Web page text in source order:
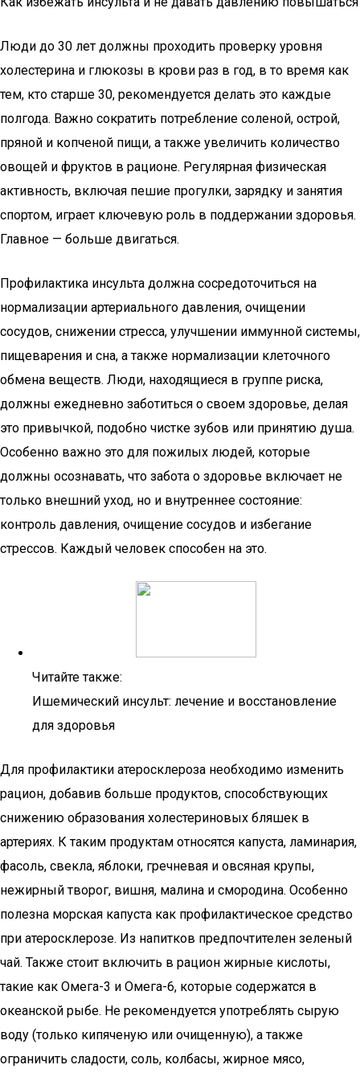
Люди до 30 лет должны проходить проверку уровня
холестерина и глюкозы в крови раз в год, в то время как
тем, кто старше 30, рекомендуется делать это каждые
полгода. Важно сократить потребление соленой, острой,
пряной и копченой пищи, а также увеличить количество
овощей и фруктов в рационе. Регулярная физическая
активность, включая пешие прогулки, зарядку и занятия
спортом, играет ключевую роль в поддержании здоровья.
Главное — больше двигаться.
Профилактика инсульта должна сосредоточиться на
нормализации артериального давления, очищении
сосудов, снижении стресса, улучшении иммунной системы,
пищеварения и сна, а также нормализации клеточного
обмена веществ. Люди, находящиеся в группе риска,
должны ежедневно заботиться о своем здоровье, делая
это привычкой, подобно чистке зубов или принятию душа.
Особенно важно это для пожилых людей, которые
должны осознавать, что забота о здоровье включает не
только внешний уход, но и внутреннее состояние:
контроль давления, очищение сосудов и избегание
стрессов. Каждый человек способен на это.
Читайте также:
Ишемический инсульт: лечение и восстановление
для здоровья
Для профилактики атеросклероза необходимо изменить
рацион, добавив больше продуктов, способствующих
снижению образования холестериновых бляшек в
артериях. К таким продуктам относятся капуста, ламинария,
фасоль, свекла, яблоки, гречневая и овсяная крупы,
нежирный творог, вишня, малина и смородина. Особенно
полезна морская капуста как профилактическое средство
при атеросклерозе. Из напитков предпочтителен зеленый
чай. Также стоит включить в рацион жирные кислоты,
такие как Омега-3 и Омега-6, которые содержатся в
океанской рыбе. Не рекомендуется употреблять сырую
воду (только кипяченую или очищенную), а также
ограничить сладости, соль, колбасы, жирное мясо,